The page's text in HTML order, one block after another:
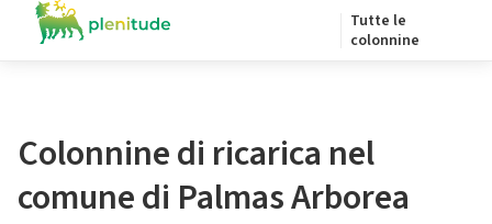
Tutte le
colonnine
Colonnine di ricarica nel
comune di Palmas Arborea